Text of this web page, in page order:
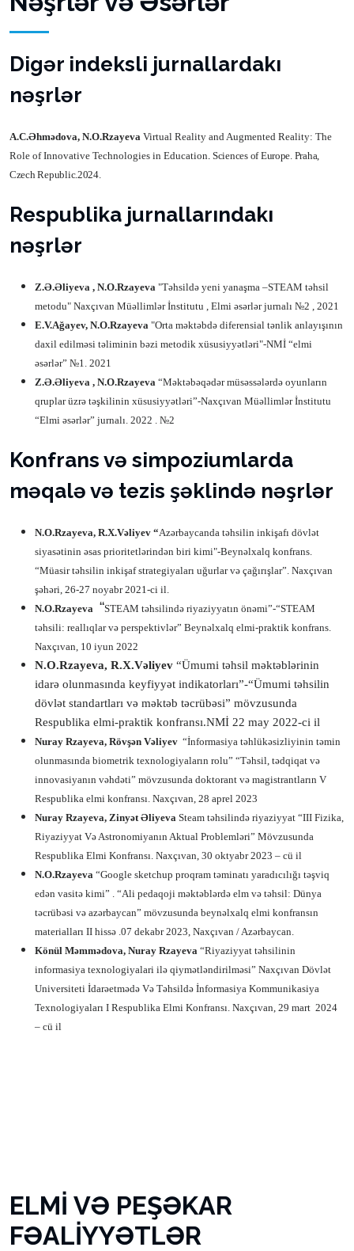
Digər indeksli jurnallardakı
nəşrlər
A.C.Əhmədova, N.O.Rzayeva Virtual Reality and Augmented Reality: The
Role of Innovative Technologies in Education. Sciences of Europe. Praha,
Czech Republic.2024.
Respublika jurnallarındakı
nəşrlər
Z.Ə.Əliyeva , N.O.Rzayeva "Təhsildə yeni yanaşma –STEAM təhsil
metodu" Naxçıvan Müəllimlər İnstitutu , Elmi əsərlər jurnalı №2 , 2021
E.V.Ağayev, N.O.Rzayeva "Orta məktəbdə diferensial tənlik anlayışının
daxil edilməsi təliminin bəzi metodik xüsusiyyətləri"-NMİ “elmi
əsərlər” №1. 2021
Z.Ə.Əliyeva , N.O.Rzayeva “Məktəbəqədər müsəssələrdə oyunların
qruplar üzrə təşkilinin xüsusiyyətləri”-Naxçıvan Müəllimlər İnstitutu
“Elmi əsərlər” jurnalı. 2022 . №2
Konfrans və simpoziumlarda
məqalə və tezis şəklində nəşrlər
N.O.Rzayeva, R.X.Vəliyev “Azərbaycanda təhsilin inkişafı dövlət
siyasətinin əsas prioritetlərindən biri kimi"-Beynəlxalq konfrans.
“Müasir təhsilin inkişaf strategiyaları uğurlar və çağırışlar”. Naxçıvan
şəhəri, 26-27 noyabr 2021-ci il.
N.O.Rzayeva “STEAM təhsilində riyaziyyatın önəmi”-“STEAM
təhsili: reallıqlar və perspektivlər” Beynəlxalq elmi-praktik konfrans.
Naxçıvan, 10 iyun 2022
N.O.Rzayeva, R.X.Vəliyev “Ümumi təhsil məktəblərinin
idarə olunmasında keyfiyyət indikatorları”-“Ümumi təhsilin
dövlət standartları və məktəb təcrübəsi” mövzusunda
Respublika elmi-praktik konfransı.NMİ 22 may 2022-ci il
Nuray Rzayeva, Rövşən Vəliyev “İnformasiya təhlükəsizliyinin təmin
olunmasında biometrik texnologiyaların rolu” “Təhsil, tədqiqat və
innovasiyanın vəhdəti” mövzusunda doktorant və magistrantların V
Respublika elmi konfransı. Naxçıvan, 28 aprel 2023
Nuray Rzayeva, Zinyət Əliyeva Steam təhsilində riyaziyyat “III Fizika,
Riyaziyyat Və Astronomiyanın Aktual Problemləri” Mövzusunda
Respublika Elmi Konfransı. Naxçıvan, 30 oktyabr 2023 – cü il
N.O.Rzayeva “Google sketchup proqram təminatı yaradıcılığı təşviq
edən vasitə kimi” . “Ali pedaqoji məktəblərdə elm və təhsil: Dünya
təcrübəsi və azərbaycan” mövzusunda beynəlxalq elmi konfransın
materialları II hissə .07 dekabr 2023, Naxçıvan / Azərbaycan.
Könül Məmmədova, Nuray Rzayeva “Riyaziyyat təhsilinin
informasiya texnologiyalari ilə qiymətləndirilməsi” Naxçıvan Dövlət
Universiteti İdarəetmədə Və Təhsildə İnformasiya Kommunikasiya
Texnologiyaları I Respublika Elmi Konfransı. Naxçıvan, 29 mart 2024
– cü il
ELMİ VƏ PEŞƏKAR
FƏALİYYƏTLƏR